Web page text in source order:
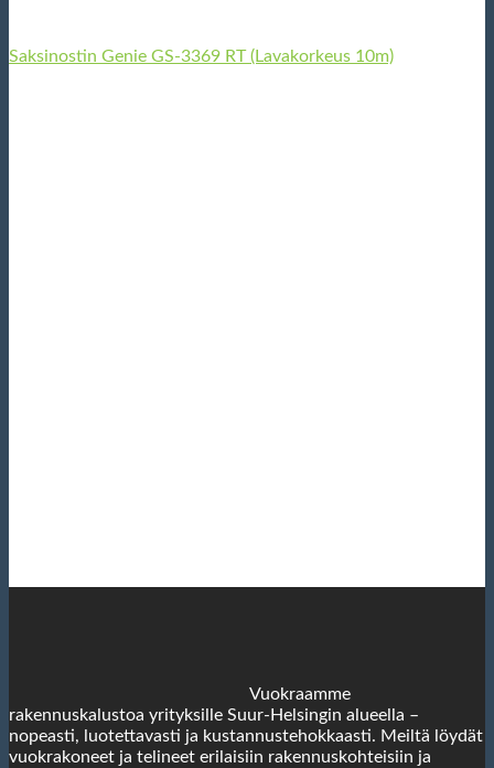
Saksinostin Genie GS-3369 RT (Lavakorkeus 10m)
Vuokraamme
rakennuskalustoa yrityksille Suur-Helsingin alueella –
nopeasti, luotettavasti ja kustannustehokkaasti. Meiltä löydät
vuokrakoneet ja telineet erilaisiin rakennuskohteisiin ja